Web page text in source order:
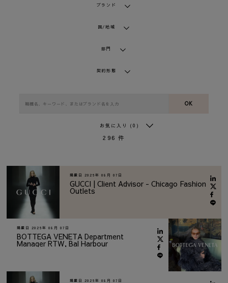
採用情報
ブランド
国/地域
部門
契約形態
OK
お気に入り (0)
296 件
掲載日 2026年 08月 07日
GUCCI | Client Advisor - Chicago Fashion
Outlets
掲載日 2026年 08月 07日
BOTTEGA VENETA Department
Manager RTW, Bal Harbour
掲載日 2026年 08月 07日